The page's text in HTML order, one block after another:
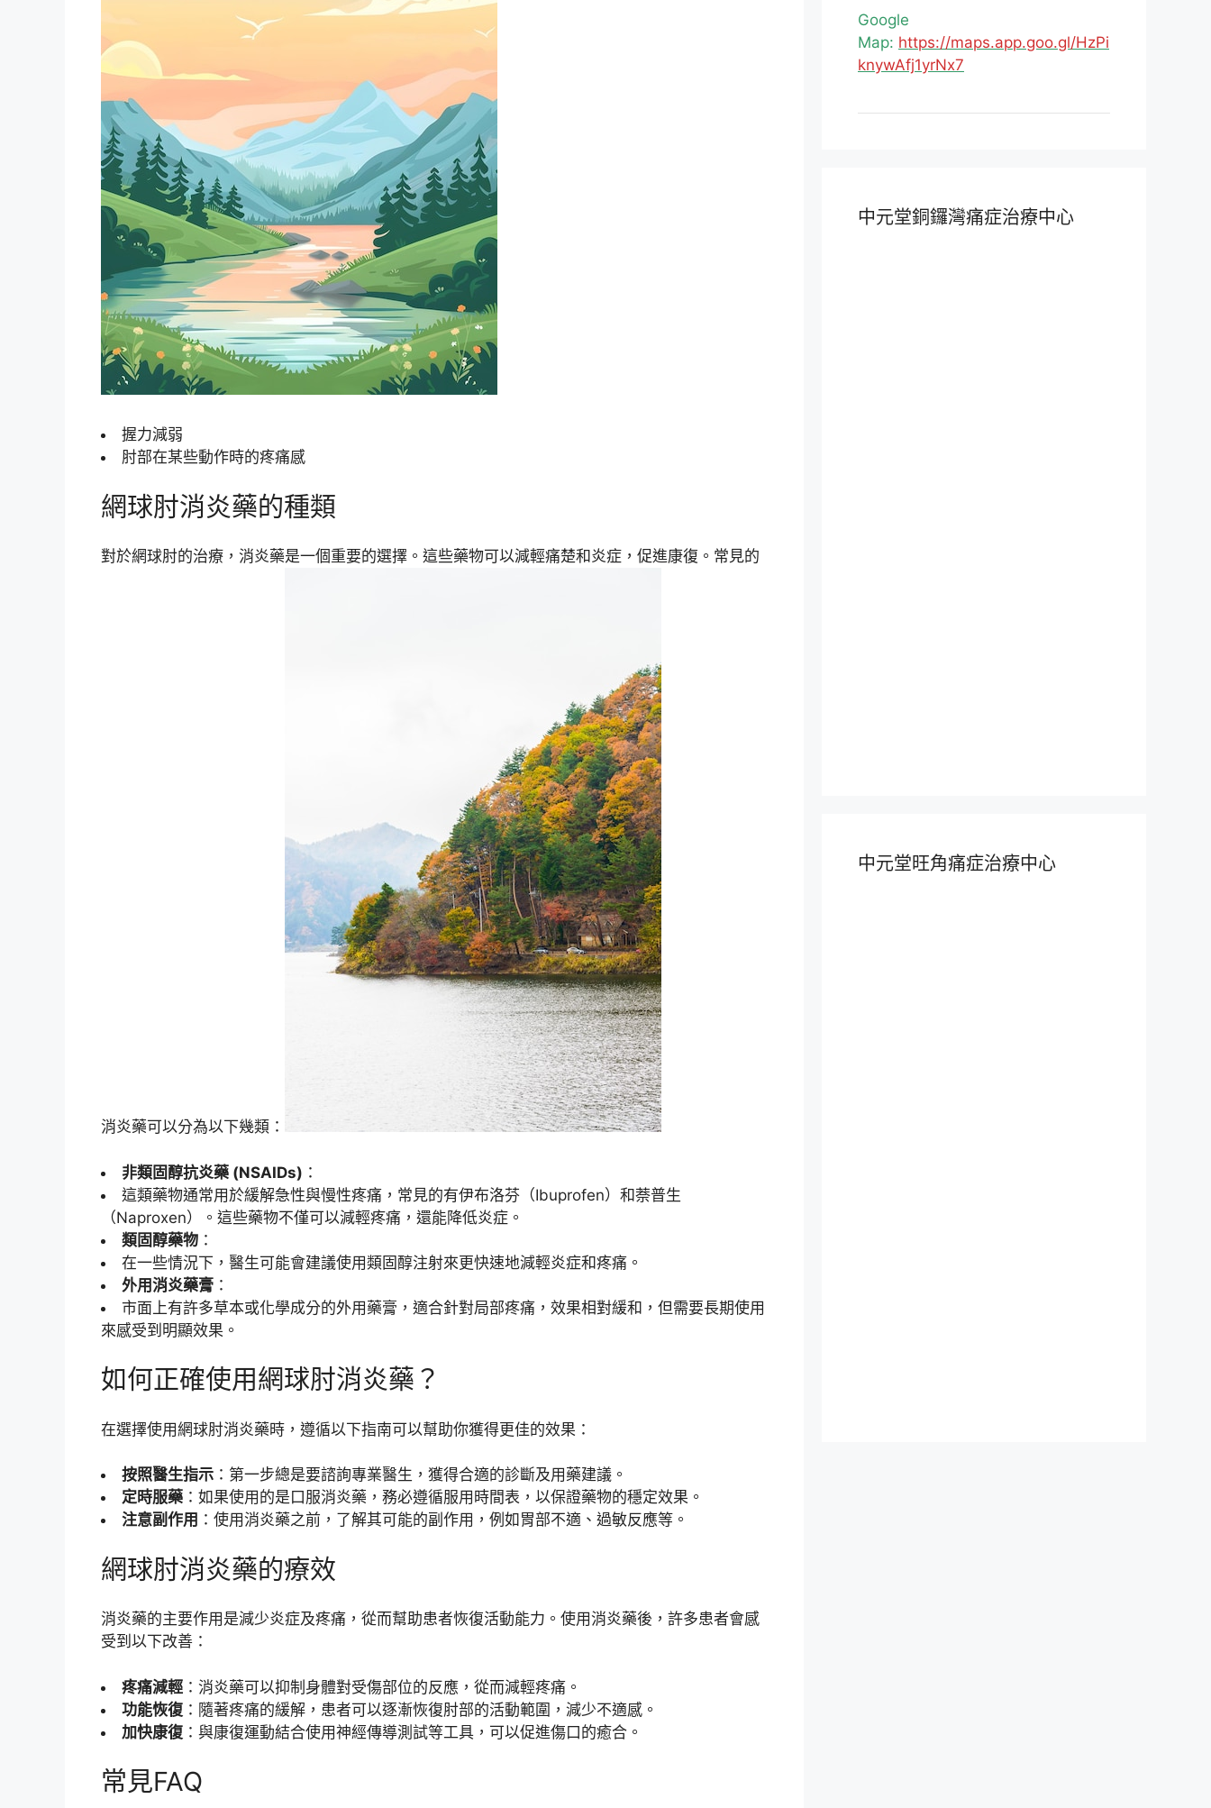
握力減弱
肘部在某些動作時的疼痛感
網球肘消炎藥的種類
對於網球肘的治療，消炎藥是一個重要的選擇。這些藥物可以減輕痛楚和炎症，促進康復。常見的
消炎藥可以分為以下幾類：
非類固醇抗炎藥 (NSAIDs) ：
這類藥物通常用於緩解急性與慢性疼痛，常見的有伊布洛芬（Ibuprofen）和萘普生
（Naproxen）。這些藥物不僅可以減輕疼痛，還能降低炎症。
類固醇藥物 ：
在一些情況下，醫生可能會建議使用類固醇注射來更快速地減輕炎症和疼痛。
外用消炎藥膏 ：
市面上有許多草本或化學成分的外用藥膏，適合針對局部疼痛，效果相對緩和，但需要長期使用
來感受到明顯效果。
如何正確使用網球肘消炎藥？
在選擇使用網球肘消炎藥時，遵循以下指南可以幫助你獲得更佳的效果：
按照醫生指示 ：第一步總是要諮詢專業醫生，獲得合適的診斷及用藥建議。
定時服藥 ：如果使用的是口服消炎藥，務必遵循服用時間表，以保證藥物的穩定效果。
注意副作用 ：使用消炎藥之前，了解其可能的副作用，例如胃部不適、過敏反應等。
網球肘消炎藥的療效
消炎藥的主要作用是減少炎症及疼痛，從而幫助患者恢復活動能力。使用消炎藥後，許多患者會感
受到以下改善：
疼痛減輕 ：消炎藥可以抑制身體對受傷部位的反應，從而減輕疼痛。
功能恢復 ：隨著疼痛的緩解，患者可以逐漸恢復肘部的活動範圍，減少不適感。
加快康復 ：與康復運動結合使用神經傳導測試等工具，可以促進傷口的癒合。
常見FAQ
Google
Map: https://maps.app.goo.gl/HzPi
knywAfj1yrNx7
中元堂銅鑼灣痛症治療中心
中元堂旺角痛症治療中心